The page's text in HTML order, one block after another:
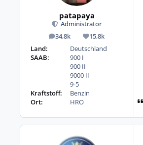
patapaya
Administrator
34,8k
Beiträge 15,8k
Reputation
Land:
Deutschland
SAAB:
900 I
900 II
9000 II
9-5
Kraftstoff:
Benzin
Ort:
HRO